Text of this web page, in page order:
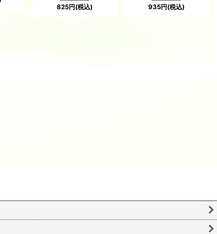
825円(税込) 935円(税込)